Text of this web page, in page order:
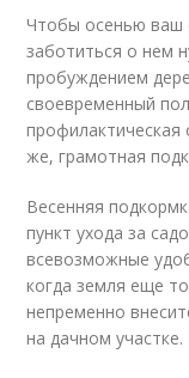
Чтобы осенью ваш
заботиться о нем
пробуждением
своевременный
же, грамотная
Весенняя
пункт ухода за
всевозможные
когда земля еще
непременно
на дачном участке.